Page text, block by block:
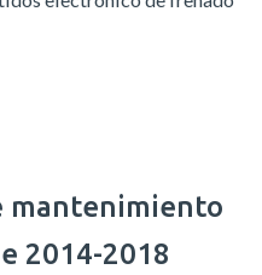
mantenimiento
2014-2018